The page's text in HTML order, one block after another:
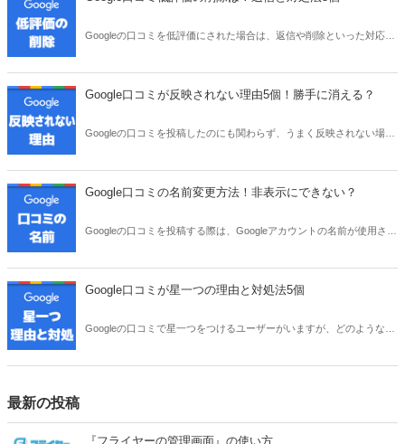
Googleの口コミを低評価にされた場合は、返信や削除といった対応を
的な返信例や対処法などについて、わかりやすく解説していきます。
Google口コミが反映されない理由5個！勝手に消える？
Googleの口コミを投稿したのにも関わらず、うまく反映されない場合
ら消えていた」というケースもあるでしょう。口コミが反映されない
理由はなんでしょうか。理由と対処法をご紹介します。
Google口コミの名前変更方法！非表示にできない？
Googleの口コミを投稿する際は、Googleアカウントの名前が使用され
はないでしょうか。本記事では、口コミの名前の変更方法や、情報を
非表示にする方法などについてご紹介します。
Google口コミが星一つの理由と対処法5個
Googleの口コミで星一つをつけるユーザーがいますが、どのような心
について解説します。
最新の投稿
『フライヤーの管理画面』の使い方